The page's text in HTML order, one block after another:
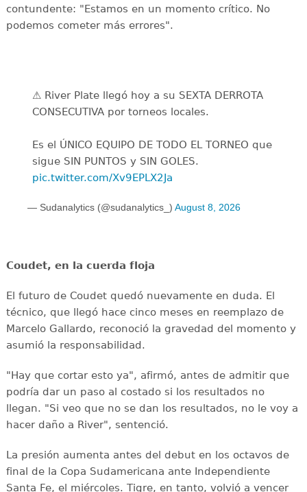
contundente: "Estamos en un momento crítico. No
podemos cometer más errores".
⚠️ River Plate llegó hoy a su SEXTA DERROTA
CONSECUTIVA por torneos locales.
Es el ÚNICO EQUIPO DE TODO EL TORNEO que
sigue SIN PUNTOS y SIN GOLES.
pic.twitter.com/Xv9EPLX2Ja
— Sudanalytics (@sudanalytics_) August 8, 2026
Coudet, en la cuerda floja
El futuro de Coudet quedó nuevamente en duda. El
técnico, que llegó hace cinco meses en reemplazo de
Marcelo Gallardo, reconoció la gravedad del momento y
asumió la responsabilidad.
"Hay que cortar esto ya", afirmó, antes de admitir que
podría dar un paso al costado si los resultados no
llegan. "Si veo que no se dan los resultados, no le voy a
hacer daño a River", sentenció.
La presión aumenta antes del debut en los octavos de
final de la Copa Sudamericana ante Independiente
Santa Fe, el miércoles. Tigre, en tanto, volvió a vencer